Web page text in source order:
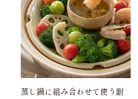
蒸し鍋に組み合わせて使う耐